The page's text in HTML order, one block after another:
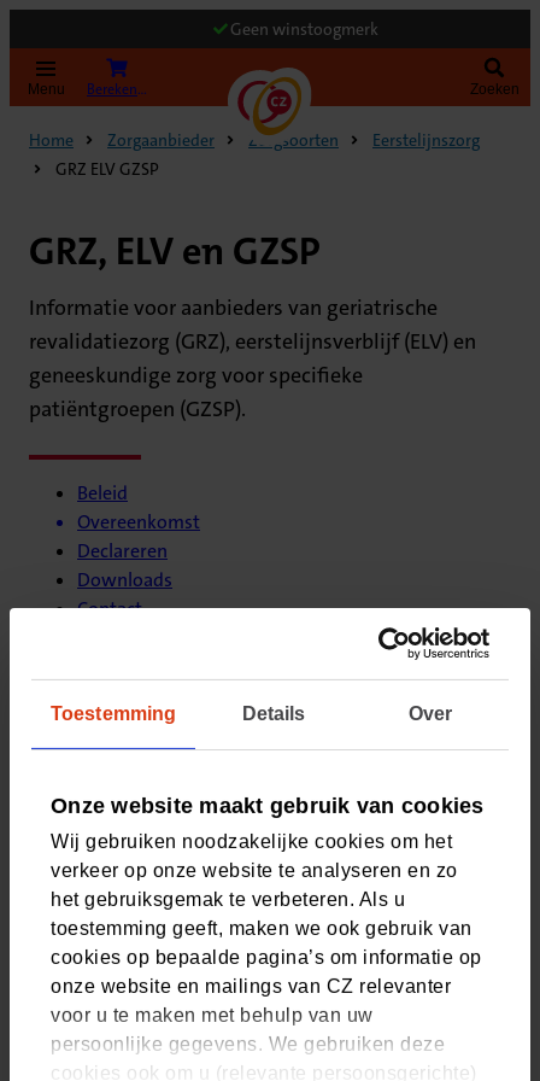
Toestemming Details Over
Onze website maakt gebruik van cookies
Wij gebruiken noodzakelijke cookies om het
verkeer op onze website te analyseren en zo
het gebruiksgemak te verbeteren. Als u
toestemming geeft, maken we ook gebruik van
cookies op bepaalde pagina’s om informatie op
onze website en mailings van CZ relevanter
voor u te maken met behulp van uw
persoonlijke gegevens. We gebruiken deze
cookies ook om u (relevante persoonsgerichte)
Geen winstoogmerk
Menu Bereken uw premie Zoeken
Home Zorgaanbieder Zorgsoorten
Eerstelijnszorg
GRZ ELV GZSP
GRZ, ELV en GZSP
Informatie voor aanbieders van geriatrische
revalidatiezorg (GRZ), eerstelijnsverblijf (ELV) en
geneeskundige zorg voor specifieke
patiëntgroepen (GZSP).
Beleid
Overeenkomst
Declareren
Downloads
Contact
Of ga naar:
Controles
Contact
Bel ons
Uw gegevens in Zorgvinder
Stuur uw vraag
(Opent in nieuw tabblad)